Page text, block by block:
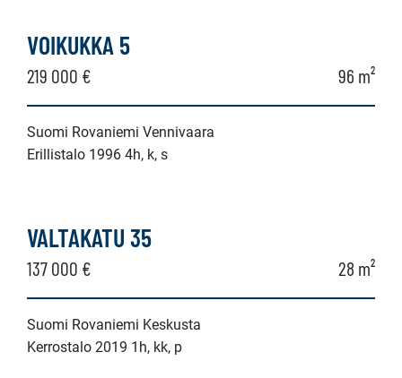
VOIKUKKA 5
219 000 € 96 m²
Suomi Rovaniemi Vennivaara
Erillistalo 1996 4h, k, s
VALTAKATU 35
137 000 € 28 m²
Suomi Rovaniemi Keskusta
Kerrostalo 2019 1h, kk, p